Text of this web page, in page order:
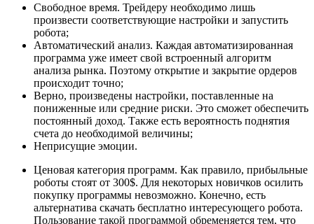
Свободное время. Трейдеру необходимо лишь
произвести соответствующие настройки и запустить
робота;
Автоматический анализ. Каждая автоматизированная
программа уже имеет свой встроенный алгоритм
анализа рынка. Поэтому открытие и закрытие ордеров
происходит точно;
Верно, произведены настройки, поставленные на
пониженные или средние риски. Это сможет обеспечить
постоянный доход. Также есть вероятность поднятия
счета до необходимой величины;
Неприсущие эмоции.
Ценовая категория программ. Как правило, прибыльные
роботы стоят от 300$. Для некоторых новичков осилить
покупку программы невозможно. Конечно, есть
альтернатива скачать бесплатно интересующего робота.
Пользование такой программой обременяется тем, что